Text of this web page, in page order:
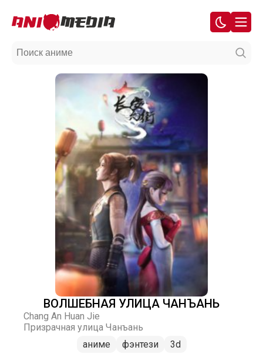
ВОЛШЕБНАЯ УЛИЦА ЧАНЪАНЬ
Chang An Huan Jie
Призрачная улица Чанъань
аниме
фэнтези 3d